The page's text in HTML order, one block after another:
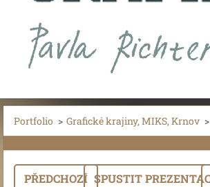
Portfolio > Grafické krajiny, MIKS, Krnov >
PŘEDCHOZÍ SPUSTIT